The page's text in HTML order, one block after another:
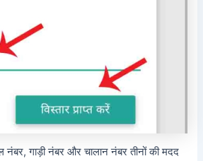
नंबर, गाड़ी नंबर और चालान नंबर तीनों की मदद